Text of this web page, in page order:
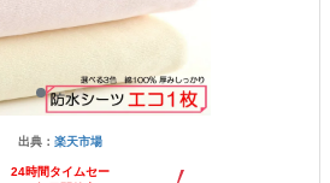
出典： 楽天市場
24時間タイムセー